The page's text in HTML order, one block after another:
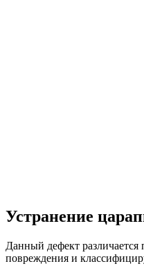
Устранение
Данный дефект различается
повреждения и